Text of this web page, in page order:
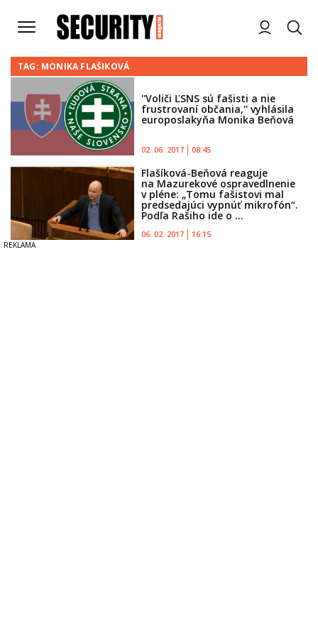
TAG: MONIKA FLAŠIKOVÁ
''Voliči ĽSNS sú fašisti a nie
frustrovaní občania,'' vyhlásila
europoslakyňa Monika Beňová
02. 06. 2017 08:45
Flašíková-Beňová reaguje
na Mazurekové ospravedlnenie
v pléne: „Tomu fašistovi mal
predsedajúci vypnúť mikrofón“.
Podľa Rašiho ide o ...
06. 02. 2017 16:15